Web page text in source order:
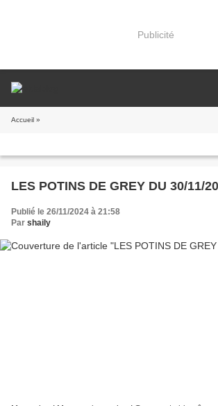
Publicité
Accueil »
LES POTINS DE GREY DU 30/11/
Publié le 26/11/2024 à 21:58
Par shaily